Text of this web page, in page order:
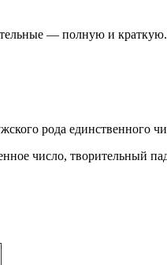
— полную и
рода единственного
число, творительный